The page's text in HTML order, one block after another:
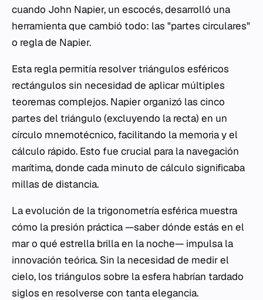
cuando John Napier, un escocés, desarrolló una
herramienta que cambió todo: las "partes circulares"
o regla de Napier.
Esta regla permitía resolver triángulos esféricos
rectángulos sin necesidad de aplicar múltiples
teoremas complejos. Napier organizó las cinco
partes del triángulo (excluyendo la recta) en un
círculo mnemotécnico, facilitando la memoriay el
cálculo rápido. Esto fue crucial para la navegación
marítima, donde cada minuto de cálculo significaba
millas de distancia.
La evolución de la trigonometría esférica muestra
cómo la presión práctica —saber dónde estás en el
mar o qué estrella brilla en la noche— impulsa la
innovación teórica. Sin la necesidad de medir el
cielo, los triángulos sobre la esfera habrían tardado
siglos en resolverse con tanta elegancia.